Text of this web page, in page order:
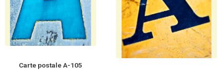
Carte postale A-105